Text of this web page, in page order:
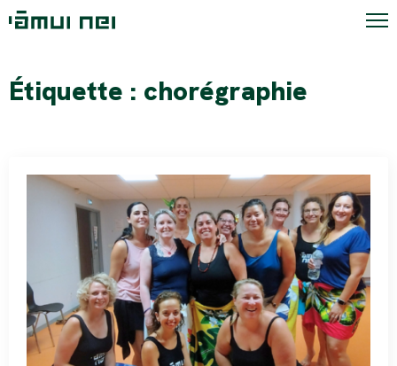
Étiquette : chorégraphie